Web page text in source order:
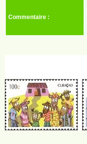
Commentaire :